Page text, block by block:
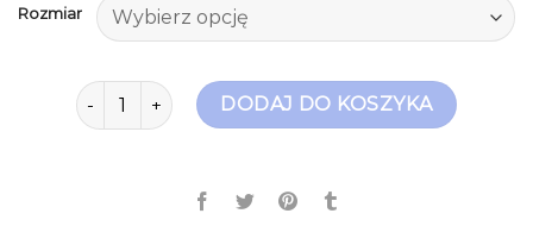
Rozmiar
ilość kozaki zamszoweDODAJ DO KOSZYKA